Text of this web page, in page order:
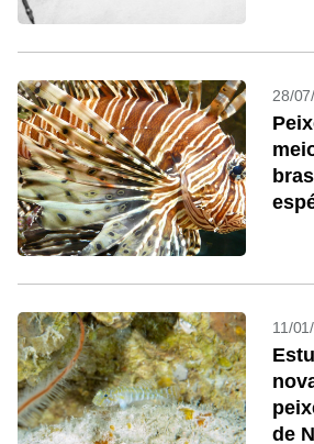
28/
11/
de